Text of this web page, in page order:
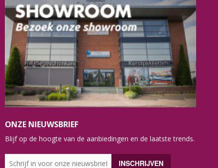
ONZE NIEUWSBRIEF
Blijf op de hoogte van de aanbiedingen en de laatste trends.